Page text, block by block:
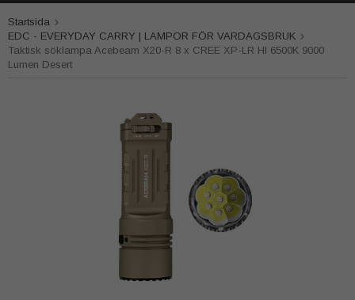
Startsida
EDC - EVERYDAY CARRY | LAMPOR FÖR VARDAGSBRUK
Taktisk söklampa Acebeam X20-R 8 x CREE XP-LR HI 6500K 9000
Lumen Desert